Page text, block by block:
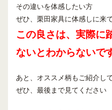
その違いを体感したい方
ぜひ、栗田家具に体感しに来
この良さは、実際に
ないとわからないで
あと、オススメ柄もご紹介し
ぜひ、最後まで見てください